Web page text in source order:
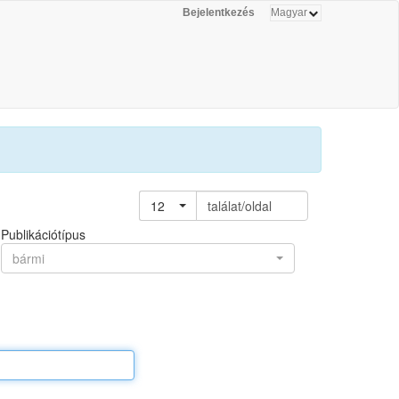
Bejelentkezés
12
találat/oldal
Publikációtípus
bármi